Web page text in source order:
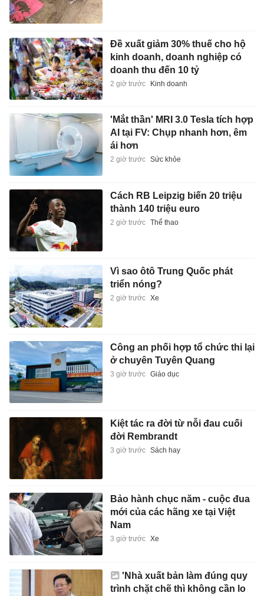
Đề xuất giảm 30% thuế cho hộ
kinh doanh, doanh nghiệp có
doanh thu đến 10 tỷ
2 giờ trước Kinh doanh
'Mắt thần' MRI 3.0 Tesla tích hợp
AI tại FV: Chụp nhanh hơn, êm
ái hơn
2 giờ trước Sức khỏe
Cách RB Leipzig biến 20 triệu
thành 140 triệu euro
2 giờ trước Thể thao
Vì sao ôtô Trung Quốc phát
triển nóng?
2 giờ trước Xe
Công an phối hợp tổ chức thi lại
ở chuyên Tuyên Quang
3 giờ trước Giáo dục
Kiệt tác ra đời từ nỗi đau cuối
đời Rembrandt
3 giờ trước Sách hay
Bảo hành chục năm - cuộc đua
mới của các hãng xe tại Việt
Nam
3 giờ trước Xe
'Nhà xuất bản làm đúng quy
trình chặt chẽ thì không cần lo